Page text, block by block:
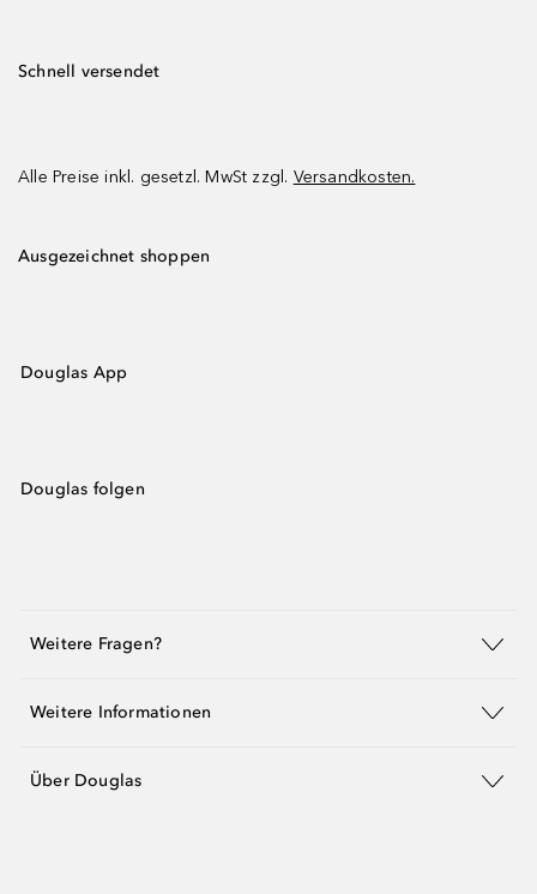
Schnell versendet
Alle Preise inkl. gesetzl. MwSt zzgl. Versandkosten.
Ausgezeichnet shoppen
Douglas App
Douglas folgen
Weitere Fragen?
Weitere Informationen
Über Douglas